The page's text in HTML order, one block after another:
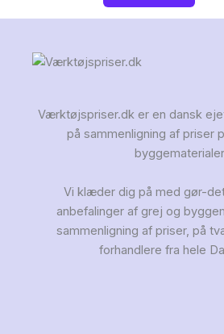
Værktøjspriser.dk er en dansk
på sammenligning af priser
Vi klæder dig på med gør-
anbefalinger af grej og
sammenligning af priser, på
forhandlere fra hele